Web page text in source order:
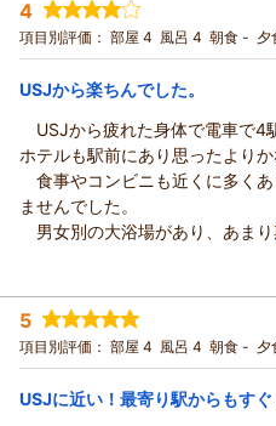
またのご利用をスタッフ一同、
2連泊だと清掃入らない所も多
ッドメイキングなどしていただ
投稿者： ののさん(女性/40代)
宿泊プラン： 【早期割６０】［食事な
場・露天風呂あり│駅まで徒歩1分
ツ
宿泊価格帯： 5,001～6,000円(大人一
ホテルソビアル大阪ドーム前からの
この度は当館をご利用いただき
USJへのアクセスがお役に立
また、連泊中も快適にお過ごし
し、大変嬉しく存じます。
一方で、お部屋の設備や環境
し、申し訳ございませんでした
け止め、より快適にお過ごしい
ります。
今後も皆様に気持ちよくご利用
いりますので、また機会がござ
4
項目別評価： 部屋 4 風呂 4 朝食 - 夕
USJから楽ちんでした。
USJから疲れた身体で電車で4
ホテルも駅前にあり思ったよりか
食事やコンビニも近くに多く
ませんでした。
男女別の大浴場があり、あま
ったより広くてとてもリラック
ドリンクサービスもコーヒー
たスイーツまであり夜も朝もあ
また機会がありましたらお世話
宿泊時期： 2026年06月宿泊 (夫婦旅
投稿者： よっしぃさん
宿泊プラン： 【注目スペシャル企画／
広々。２名でお得に。期間限定・快適
宿泊価格帯： 3,001～4,000円(大人一
5
項目別評価： 部屋 4 風呂 4 朝食 - 夕
USJに近い！最寄り駅からもすぐ